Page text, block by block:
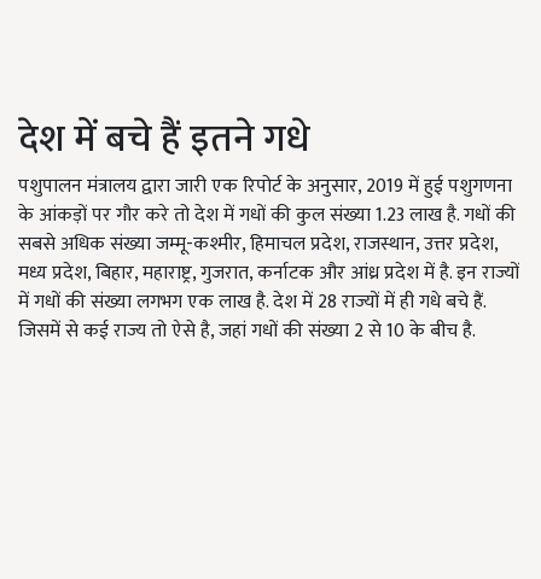
देश में बचे हैं इतने गधे
पशुपालन मंत्रालय द्वारा जारी एक रिपोर्ट के अनुसार, 2019 में हुई पशुगणना
के आंकड़ों पर गौर करे तो देश में गधों की कुल संख्या 1.23 लाख है. गधों की
सबसे अधिक संख्या जम्मू-कश्मीर, हिमाचल प्रदेश, राजस्थान, उत्तर प्रदेश,
मध्य प्रदेश, बिहार, महाराष्ट्र, गुजरात, कर्नाटक और आंध्र प्रदेश में है. इन राज्यों
में गधों की संख्या लगभग एक लाख है. देश में 28 राज्यों में ही गधे बचे हैं.
जिसमें से कई राज्य तो ऐसे है, जहां गधों की संख्या 2 से 10 के बीच है.